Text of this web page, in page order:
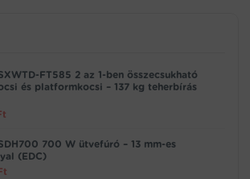
FT585 2 az 1-ben összecsukható
és platformkocsi – 137 kg teherbírás
700 W ütvefúró – 13 mm-es
(EDC)